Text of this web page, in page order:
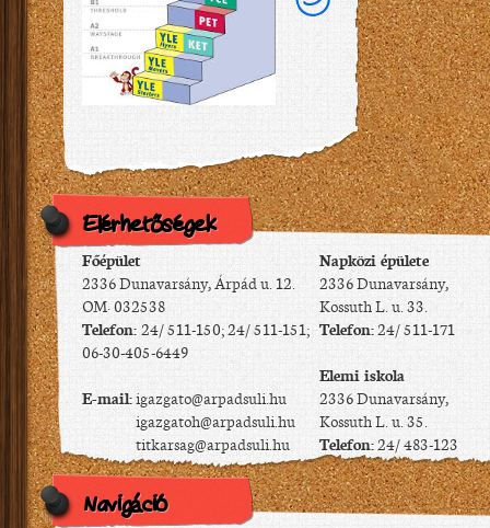
Elérhetőségek
Főépület
2336 Dunavarsány, Árpád u. 12.
OM: 032538
Telefon: 24/ 511-150; 24/ 511-151;
06-30-405-6449
E-mail:igazgato@arpadsuli.hu
igazgatoh@arpadsuli.hu
titkarsag@arpadsuli.hu
Napközi épülete
2336 Dunavarsány,
Kossuth L. u. 33.
Telefon:24/ 511-171
Elemi iskola
2336 Dunavarsány,
Kossuth L. u. 35.
Telefon:24/ 483-123
Navigáció